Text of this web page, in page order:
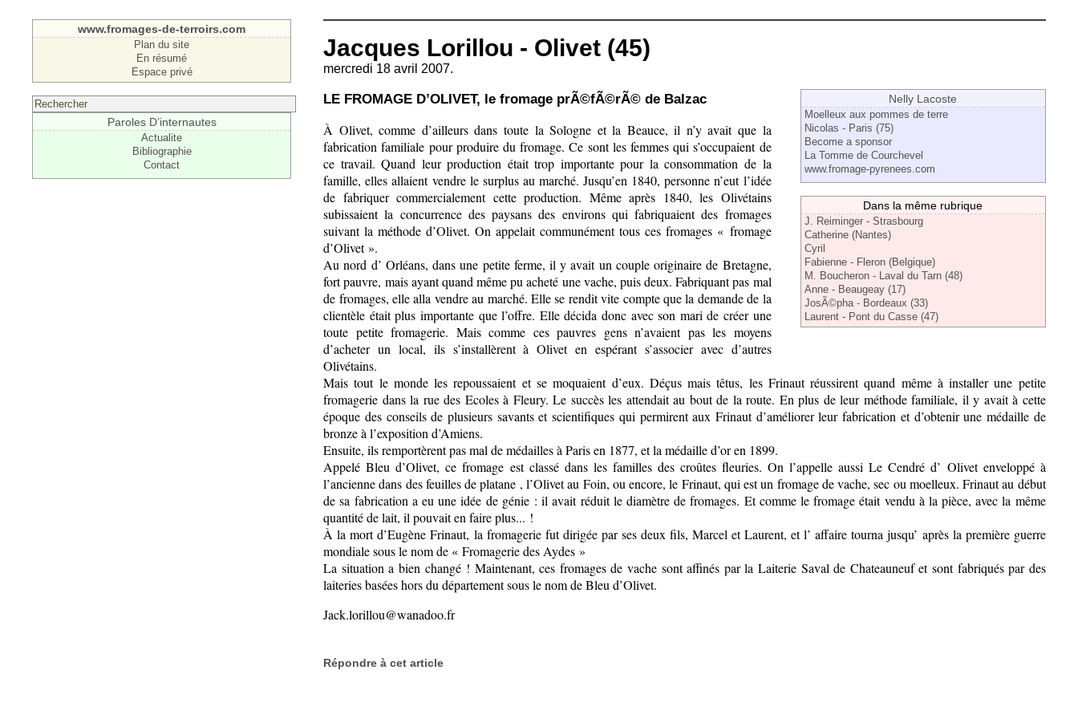
www.fromages-de-terroirs.com
Plan du site
En résumé
Espace privé
Paroles D’internautes
Actualite
Bibliographie
Contact
Jacques Lorillou - Olivet (45)
mercredi 18 avril 2007.
Nelly Lacoste
Moelleux aux pommes de terre
Nicolas - Paris (75)
Become a sponsor
La Tomme de Courchevel
www.fromage-pyrenees.com
Dans la même rubrique
J. Reiminger - Strasbourg
Catherine (Nantes)
Cyril
Fabienne - Fleron (Belgique)
M. Boucheron - Laval du Tarn (48)
Anne - Beaugeay (17)
JosÃ©pha - Bordeaux (33)
Laurent - Pont du Casse (47)
LE FROMAGE D’OLIVET, le fromage prÃ©fÃ©rÃ© de Balzac
À Olivet, comme d’ailleurs dans toute la Sologne et la Beauce, il n’y avait que la
fabrication familiale pour produire du fromage. Ce sont les femmes qui s’occupaient de
ce travail. Quand leur production était trop importante pour la consommation de la
famille, elles allaient vendre le surplus au marché. Jusqu’en 1840, personne n’eut l’idée
de fabriquer commercialement cette production. Même après 1840, les Olivétains
subissaient la concurrence des paysans des environs qui fabriquaient des fromages
suivant la méthode d’Olivet. On appelait communément tous ces fromages « fromage
d’Olivet ».
Au nord d’ Orléans, dans une petite ferme, il y avait un couple originaire de Bretagne,
fort pauvre, mais ayant quand même pu acheté une vache, puis deux. Fabriquant pas mal
de fromages, elle alla vendre au marché. Elle se rendit vite compte que la demande de la
clientèle était plus importante que l’offre. Elle décida donc avec son mari de créer une
toute petite fromagerie. Mais comme ces pauvres gens n’avaient pas les moyens
d’acheter un local, ils s’installèrent à Olivet en espérant s’associer avec d’autres
Olivétains.
Mais tout le monde les repoussaient et se moquaient d’eux. Déçus mais têtus, les Frinaut réussirent quand même à installer une petite
fromagerie dans la rue des Ecoles à Fleury. Le succès les attendait au bout de la route. En plus de leur méthode familiale, il y avait à cette
époque des conseils de plusieurs savants et scientifiques qui permirent aux Frinaut d’améliorer leur fabrication et d’obtenir une médaille de
bronze à l’exposition d’Amiens.
Ensuite, ils remportèrent pas mal de médailles à Paris en 1877, et la médaille d’or en 1899.
Appelé Bleu d’Olivet, ce fromage est classé dans les familles des croûtes fleuries. On l’appelle aussi Le Cendré d’ Olivet enveloppé à
l’ancienne dans des feuilles de platane , l’Olivet au Foin, ou encore, le Frinaut, qui est un fromage de vache, sec ou moelleux. Frinaut au début
de sa fabrication a eu une idée de génie : il avait réduit le diamètre de fromages. Et comme le fromage était vendu à la pièce, avec la même
quantité de lait, il pouvait en faire plus... !
À la mort d’Eugène Frinaut, la fromagerie fut dirigée par ses deux fils, Marcel et Laurent, et l’ affaire tourna jusqu’ après la première guerre
mondiale sous le nom de « Fromagerie des Aydes »
La situation a bien changé ! Maintenant, ces fromages de vache sont affinés par la Laiterie Saval de Chateauneuf et sont fabriqués par des
laiteries basées hors du département sous le nom de Bleu d’Olivet.
Jack.lorillou@wanadoo.fr
Répondre à cet article